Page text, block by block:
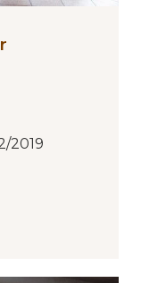
2019